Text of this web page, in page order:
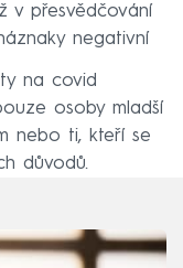
v přesvědčování
negativní
na covid
osoby mladší
nebo ti, kteří se
důvodů.